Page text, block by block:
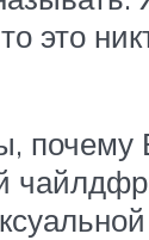
это
почему